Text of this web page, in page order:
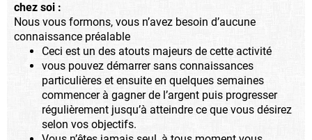
chez soi :
Nous vous formons, vous n’avez besoin d’aucune
connaissance préalable
Ceci est un des atouts majeurs de cette activité
vous pouvez démarrer sans connaissances
particulières et ensuite en quelques semaines
commencer à gagner de l’argent puis progresser
régulièrement jusqu’à atteindre ce que vous désirez
selon vos objectifs.